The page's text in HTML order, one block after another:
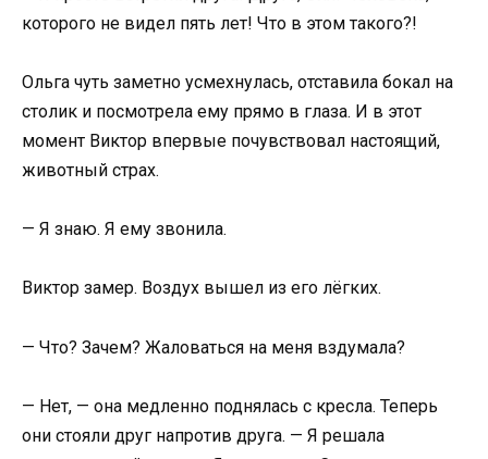
которого не видел пять лет! Что в этом такого?!
Ольга чуть заметно усмехнулась, отставила бокал на
столик и посмотрела ему прямо в глаза. И в этот
момент Виктор впервые почувствовал настоящий,
животный страх.
— Я знаю. Я ему звонила.
Виктор замер. Воздух вышел из его лёгких.
— Что? Зачем? Жаловаться на меня вздумала?
— Нет, — она медленно поднялась с кресла. Теперь
они стояли друг напротив друга. — Я решала